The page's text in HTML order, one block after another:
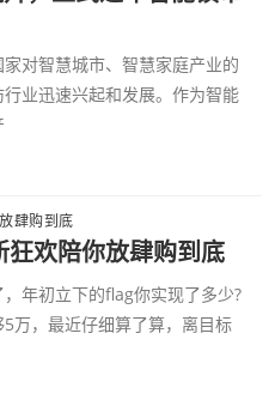
对智慧城市、智慧家庭产业的
业迅速兴起和发展。作为智能
欢陪你放肆购到底
年初立下的flag你实现了多少?
万，最近仔细算了算，离目标